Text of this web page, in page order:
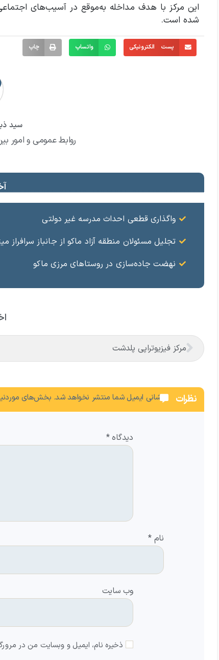
این مرکز با هدف مداخله به‌موقع در آسیب‌های
شده است.
پست الکترونیکی واتساپ چاپ
سید
روابط عمومی و امور
واگذاری قطعی احداث مدرسه غیر دولتی
تجلیل مسئولان منطقه آزاد ماکو از جانباز سرافراز
نهضت جاده‌سازی در روستاهای مرزی ماکو
مرکز فیزیوتراپی پلدشت
نظرات نشانی ایمیل شما منتشر نخواهد شد. بخش‌های
دیدگاه*
نام*
وب‌ سایت
ذخیره نام، ایمیل و وبسایت من در